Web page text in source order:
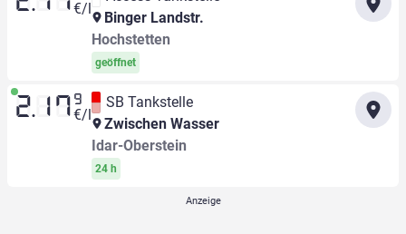
€/l
Binger Landstr.
Hochstetten
geöffnet
2.17 9
€/l
SB Tankstelle
Zwischen Wasser
Idar-Oberstein
24 h